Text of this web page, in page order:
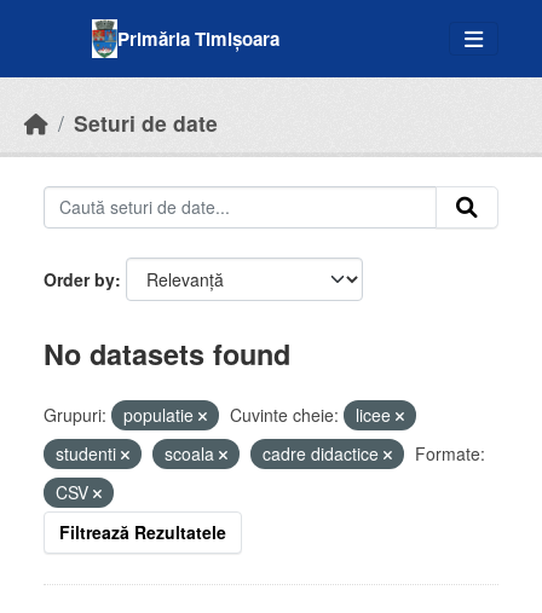
Primăria Timișoara
Seturi de date
Order by
No datasets found
Grupuri: populatie Cuvinte cheie:
licee
studenti
scoala cadre didactice
Formate:
CSV
Filtrează Rezultatele